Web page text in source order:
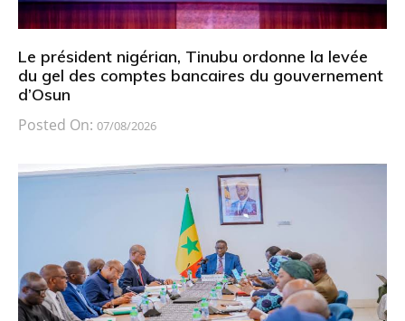
Le président nigérian, Tinubu ordonne la levée
du gel des comptes bancaires du gouvernement
d’Osun
Posted On: 07/08/2026